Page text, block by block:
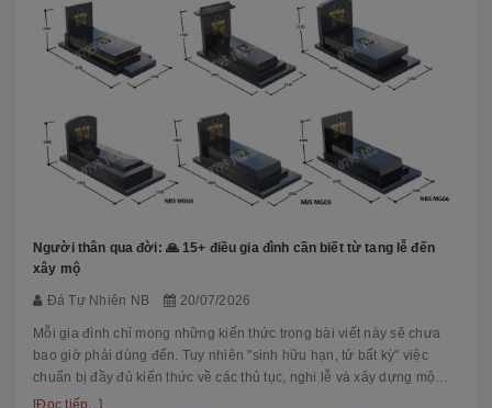
Người thân qua đời: 🙏 15+ điều gia đình cần biết từ tang lễ đến
xây mộ
Đá Tự Nhiên NB 20/07/2026
Mỗi gia đình chỉ mong những kiến thức trong bài viết này sẽ chưa
bao giờ phải dùng đến. Tuy nhiên "sinh hữu hạn, tử bất kỳ" việc
chuẩn bị đầy đủ kiến thức về các thủ tục, nghi lễ và xây dựng mộ
phầ...
[Đọc tiếp...]